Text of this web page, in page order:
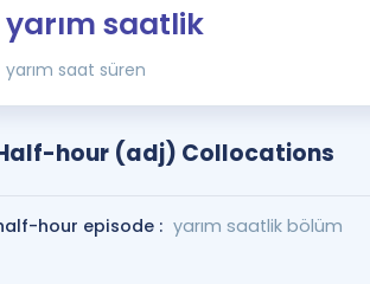
yarım saatlik
yarım saat süren
hour (adj) Collocations
hour episode : yarım saatlik bölüm